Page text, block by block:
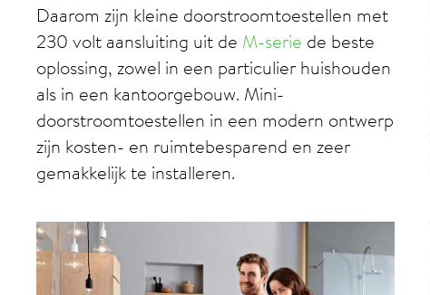
Daarom zijn kleine doorstroomtoestellen met
230 volt aansluiting uit de M-serie de beste
oplossing, zowel in een particulier huishouden
als in een kantoorgebouw. Mini-
doorstroomtoestellen in een modern ontwerp
zijn kosten- en ruimtebesparend en zeer
gemakkelijk te installeren.